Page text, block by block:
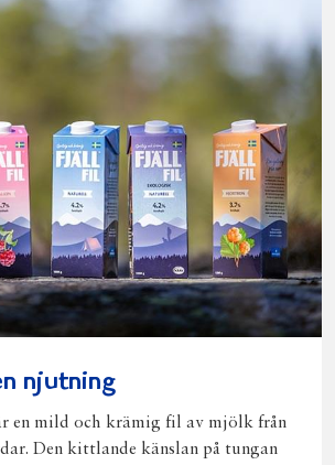
njutning
en mild och krämig fil av mjölk från
Den kittlande känslan på tungan